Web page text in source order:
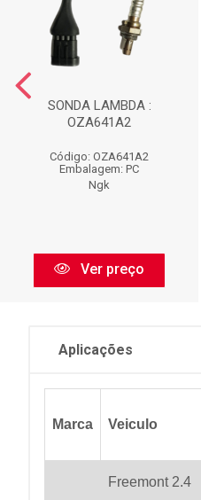
SONDA LAMBDA :
OZA641A2
Código: OZA641A2
Embalagem: PC
Ngk
Ver preço
Aplicações
Marca Veiculo
Freemont 2.4